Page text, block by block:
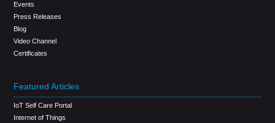
Events
Press Releases
Blog
Video Channel
Certificates
Featured Articles
IoT Self Care Portal
Internet of Things